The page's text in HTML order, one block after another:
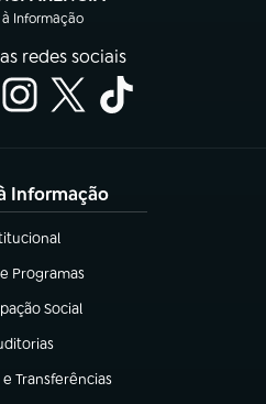
à Informação
redes sociais
Informação
em nova aba)
Programas
nova aba)
Social
nova aba)
em nova aba)
Transferências
aba)